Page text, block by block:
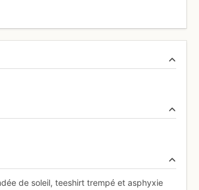
de soleil, teeshirt trempé et asphyxie